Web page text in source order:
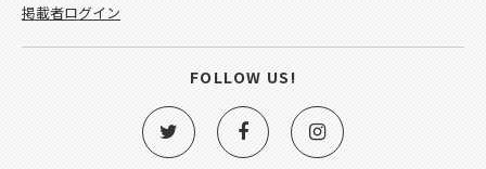
掲載者ログイン
FOLLOW US!